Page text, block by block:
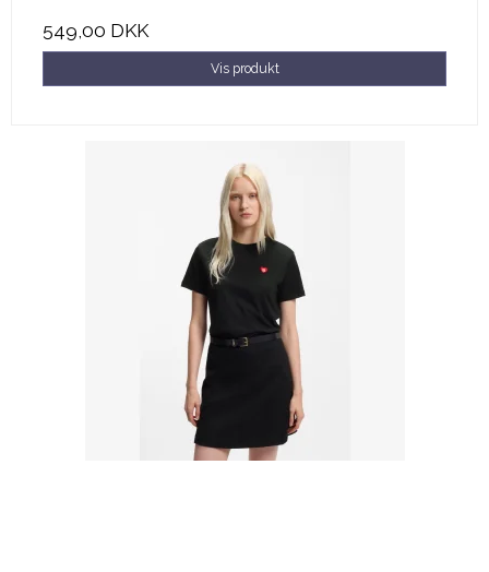
549,00 DKK
Vis produkt